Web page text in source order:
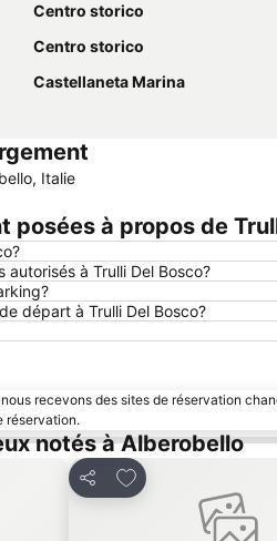
Centro storico
Centro storico
Castellaneta Marina
Italie
posées à propos de
à Trulli Del Bosco?
départ à Trulli Del Bosco?
recevons des sites de réservation
réservation.
notés à Alberobello
Partager
Ajouter à mes